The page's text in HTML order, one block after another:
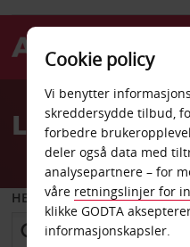
Welcome
AvisLeiebil
HENT FRA
Cookie policy
Vi benytter
skreddersydde tilbud,
forbedre
deler også data med
analysepartnere – for
våre retningslinjer for
klikke GODTA
informasjonskapsler.